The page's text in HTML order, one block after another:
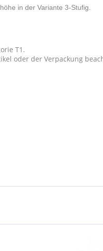
in der Variante 3-Stufig.
T1.
oder der Verpackung